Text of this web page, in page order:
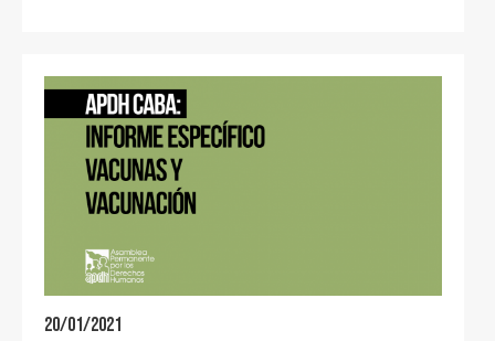
20/01/2021